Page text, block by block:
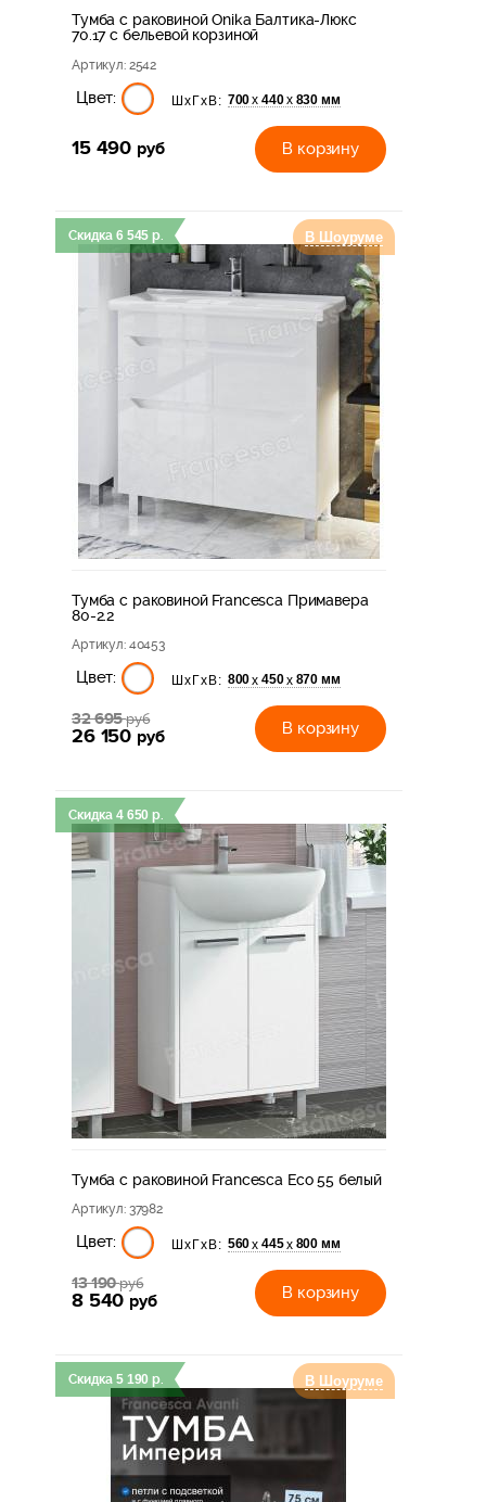
Тумба с раковиной Onika Балтика-Люкс
70.17 с бельевой корзиной
Артикул: 2542
Цвет: ШхГхВ: 700х 440х 830 мм
15 490 руб В корзину
Скидка 6 545 р. В Шоуруме
Тумба с раковиной Francesca Примавера
80-2.2
Артикул: 40453
Цвет: ШхГхВ: 800х 450х 870 мм
32 695руб
26 150 руб В корзину
Скидка 4 650 р.
Тумба с раковиной Francesca Eco 55 белый
Артикул: 37982
Цвет: ШхГхВ: 560х 445х 800 мм
13 190руб
8 540 руб В корзину
Скидка 5 190 р. В Шоуруме